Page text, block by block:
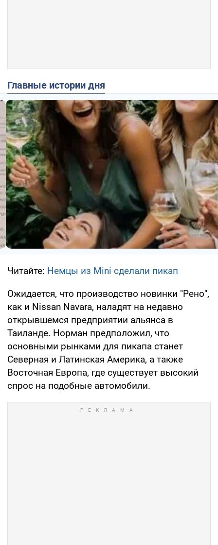
Главные истории дня
Читайте: Немцы из Mini сделали пикап
Ожидается, что производство новинки "Рено",
как и Nissan Navara, наладят на недавно
открывшемся предприятии альянса в
Таиланде. Норман предположил, что
основными рынками для пикапа станет
Северная и Латинская Америка, а также
Восточная Европа, где существует высокий
спрос на подобные автомобили.